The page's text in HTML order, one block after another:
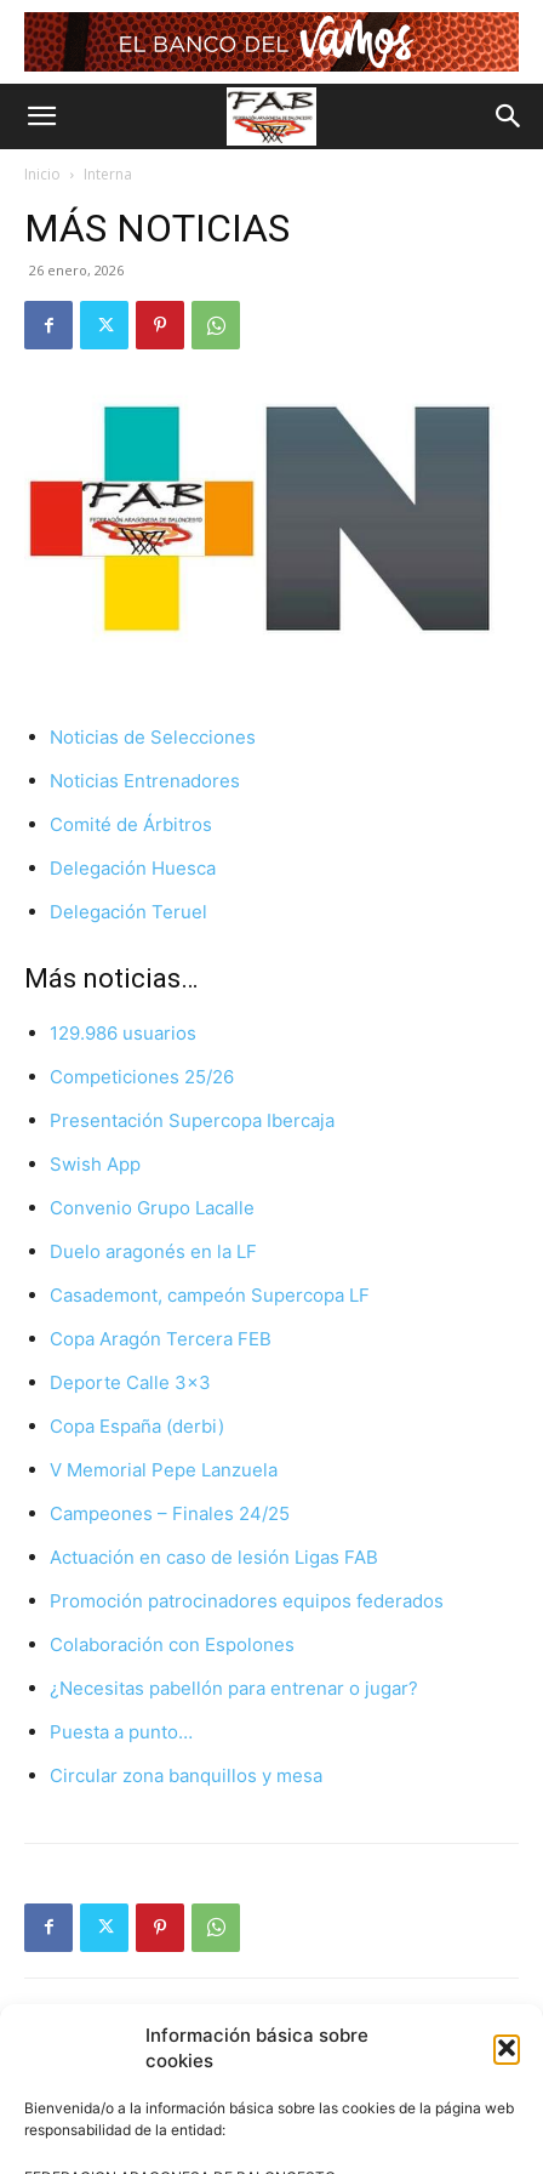
Información básica sobre
cookies
Bienvenida/o a la información básica sobre las cookies de la página web
responsabilidad de la entidad:
Inicio Interna
MÁS NOTICIAS
26 enero, 2026
Noticias de Selecciones
Noticias Entrenadores
Comité de Árbitros
Delegación Huesca
Delegación Teruel
Más noticias…
129.986 usuarios
Competiciones 25/26
Presentación Supercopa Ibercaja
Swish App
Convenio Grupo Lacalle
Duelo aragonés en la LF
Casademont, campeón Supercopa LF
Copa Aragón Tercera FEB
Deporte Calle 3×3
Copa España (derbi)
V Memorial Pepe Lanzuela
Campeones – Finales 24/25
Actuación en caso de lesión Ligas FAB
Promoción patrocinadores equipos federados
Colaboración con Espolones
¿Necesitas pabellón para entrenar o jugar?
Puesta a punto…
Circular zona banquillos y mesa
Artículos relacionados Más del autor
3×3 Villanúa 2026